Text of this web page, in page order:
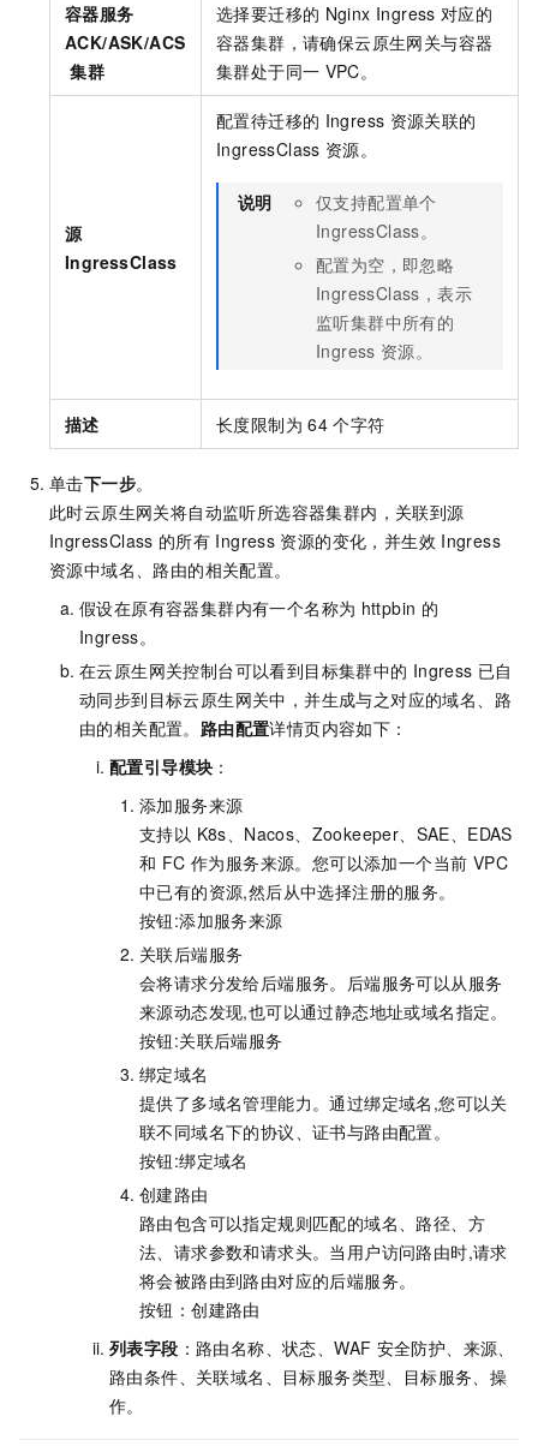
容器服务
ACK/ASK/ACS
集群
选择要迁移的 Nginx Ingress 对应的
容器集群，请确保云原生网关与容器
集群处于同一 VPC。
源
IngressClass
配置待迁移的 Ingress 资源关联的
IngressClass 资源。
说明
仅支持配置单个
IngressClass。
配置为空，即忽略
IngressClass，表示
监听集群中所有的
Ingress 资源。
描述 长度限制为 64 个字符
单击下一步。
此时云原生网关将自动监听所选容器集群内，关联到源
IngressClass 的所有 Ingress 资源的变化，并生效 Ingress
资源中域名、路由的相关配置。
假设在原有容器集群内有一个名称为 httpbin 的
Ingress。
在云原生网关控制台可以看到目标集群中的 Ingress 已自
动同步到目标云原生网关中，并生成与之对应的域名、路
由的相关配置。 路由配置详情页内容如下：
配置引导模块 ：
添加服务来源
支持以 K8s、Nacos、Zookeeper、SAE、EDAS
和 FC 作为服务来源。您可以添加一个当前 VPC
中已有的资源,然后从中选择注册的服务。
按钮:添加服务来源
关联后端服务
会将请求分发给后端服务。后端服务可以从服务
来源动态发现,也可以通过静态地址或域名指定。
按钮:关联后端服务
绑定域名
提供了多域名管理能力。通过绑定域名,您可以关
联不同域名下的协议、证书与路由配置。
按钮:绑定域名
创建路由
路由包含可以指定规则匹配的域名、路径、方
法、请求参数和请求头。当用户访问路由时,请求
将会被路由到路由对应的后端服务。
按钮：创建路由
列表字段 ：路由名称、状态、WAF 安全防护、来源、
路由条件、关联域名、目标服务类型、目标服务、操
作。